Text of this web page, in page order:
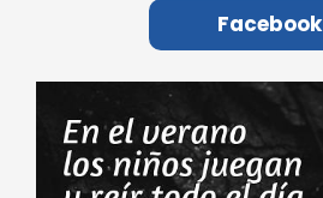
Facebook